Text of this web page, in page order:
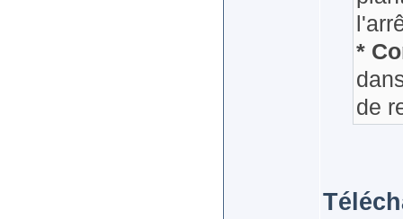
*
de